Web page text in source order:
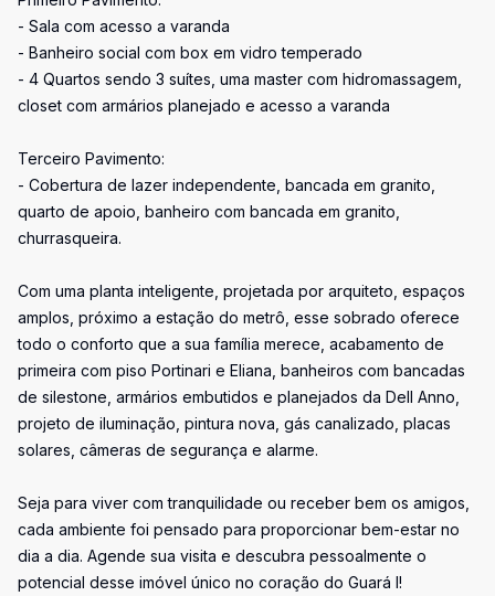
- Sala com acesso a varanda
- Banheiro social com box em vidro temperado
- 4 Quartos sendo 3 suítes, uma master com hidromassagem,
closet com armários planejado e acesso a varanda
Terceiro Pavimento:
- Cobertura de lazer independente, bancada em granito,
quarto de apoio, banheiro com bancada em granito,
churrasqueira.
Com uma planta inteligente, projetada por arquiteto, espaços
amplos, próximo a estação do metrô, esse sobrado oferece
todo o conforto que a sua família merece, acabamento de
primeira com piso Portinari e Eliana, banheiros com bancadas
de silestone, armários embutidos e planejados da Dell Anno,
projeto de iluminação, pintura nova, gás canalizado, placas
solares, câmeras de segurança e alarme.
Seja para viver com tranquilidade ou receber bem os amigos,
cada ambiente foi pensado para proporcionar bem-estar no
dia a dia. Agende sua visita e descubra pessoalmente o
potencial desse imóvel único no coração do Guará I!